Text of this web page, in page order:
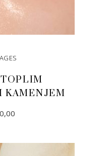
KAMENJEM
KORPU